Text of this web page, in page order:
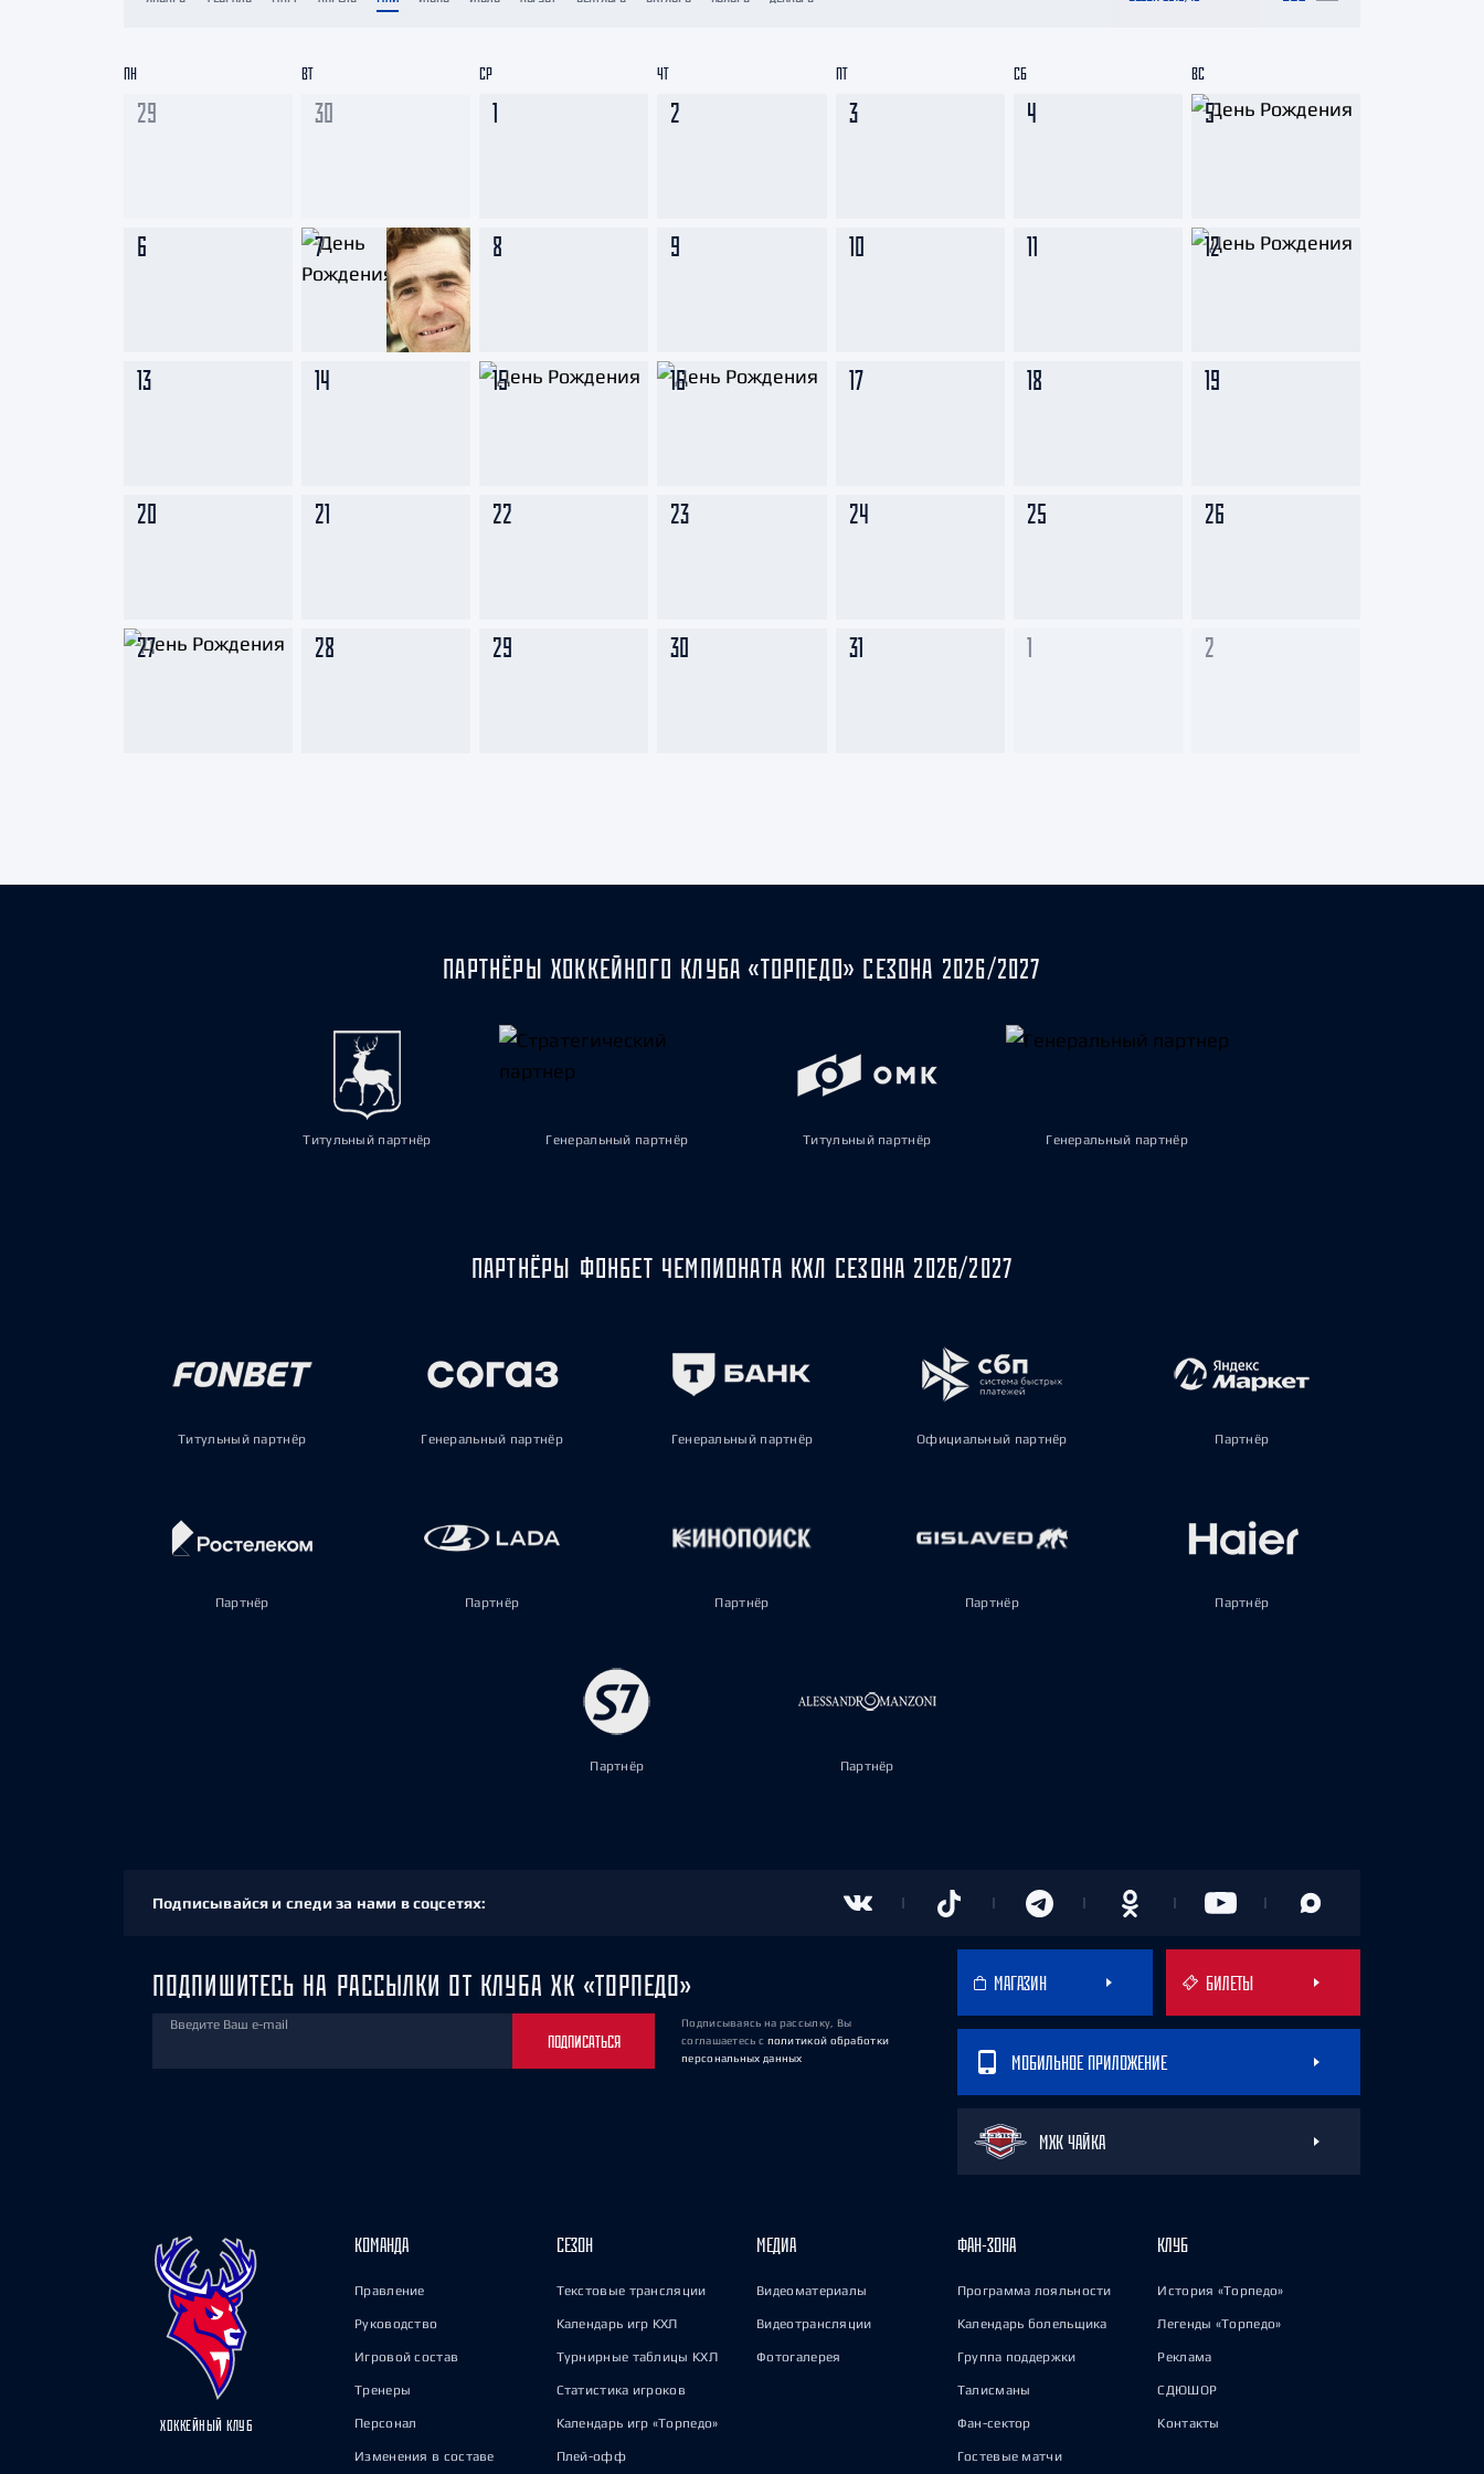
ЦСКА
Шанхайские Драконы
Салават Юлаев
29 30 1 2 3 4 5
6 7 8 9 10 11 12
13 14 15 16 17 18 19
20 21 22 23 24 25 26
27 28 29 30 31 1 2
ПН ВТ СР ЧТ ПТ СБ ВС
ПАРТНЁРЫ ХОККЕЙНОГО КЛУБА «ТОРПЕДО» СЕЗОНА 2026/2027
Титульный партнёр Генеральный партнёр Титульный партнёр Генеральный партнёр
ПАРТНЁРЫ ФОНБЕТ ЧЕМПИОНАТА КХЛ СЕЗОНА 2026/2027
Титульный партнёр Генеральный партнёр Генеральный партнёр Официальный партнёр Партнёр
Партнёр Партнёр Партнёр Партнёр Партнёр
Партнёр Партнёр
Подписывайся и следи за нами в соцсетях:
ПОДПИШИТЕСЬ НА РАССЫЛКИ ОТ КЛУБА ХК «ТОРПЕДО»
Введите Ваш e-mail
ПОДПИСАТЬСЯ
Подписываясь на рассылку, Вы
соглашаетесь с политикой обработки
персональных данных
МАГАЗИН БИЛЕТЫ
МОБИЛЬНОЕ ПРИЛОЖЕНИЕ
МХК ЧАЙКА
ХОККЕЙНЫЙ КЛУБ
КОМАНДА
Правление
Руководство
Игровой состав
Тренеры
Персонал
Изменения в составе
СЕЗОН
Текстовые трансляции
Календарь игр КХЛ
Турнирные таблицы КХЛ
Статистика игроков
Календарь игр «Торпедо»
Плей-офф
МЕДИА
Видеоматериалы
Видеотрансляции
Фотогалерея
ФАН-ЗОНА
Программа лояльности
Календарь болельщика
Группа поддержки
Талисманы
Фан-сектор
Гостевые матчи
КЛУБ
История «Торпедо»
Легенды «Торпедо»
Реклама
СДЮШОР
Контакты